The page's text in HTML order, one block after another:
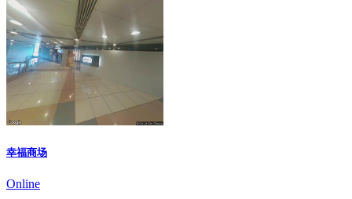
幸福商场
Online